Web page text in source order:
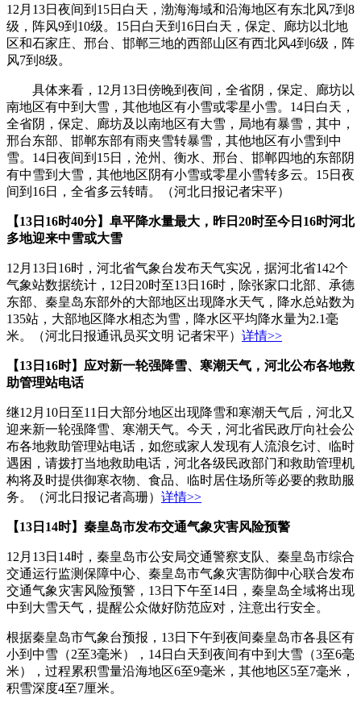
12月13日夜间到15日白天，渤海海域和沿海地区有东北风7到8
级，阵风9到10级。15日白天到16日白天，保定、廊坊以北地
区和石家庄、邢台、邯郸三地的西部山区有西北风4到6级，阵
风7到8级。
具体来看，12月13日傍晚到夜间，全省阴，保定、廊坊以
南地区有中到大雪，其他地区有小雪或零星小雪。14日白天，
全省阴，保定、廊坊及以南地区有大雪，局地有暴雪，其中，
邢台东部、邯郸东部有雨夹雪转暴雪，其他地区有小雪到中
雪。14日夜间到15日，沧州、衡水、邢台、邯郸四地的东部阴
有中雪到大雪，其他地区阴有小雪或零星小雪转多云。15日夜
间到16日，全省多云转晴。
（河北日报记者宋平）
【13日16时40分】阜平降水量最大，昨日20时至今日16时河北
多地迎来中雪或大雪
12月13日16时，河北省气象台发布天气实况，据河北省142个
气象站数据统计，12日20时至13日16时，除张家口北部、承德
东部、秦皇岛东部外的大部地区出现降水天气，降水总站数为
135站，大部地区降水相态为雪，降水区平均降水量为2.1毫
米。（河北日报通讯员买文明 记者宋平） 详情>>
【13日16时】应对新一轮强降雪、寒潮天气，河北公布各地救
助管理站电话
继12月10日至11日大部分地区出现降雪和寒潮天气后，河北又
迎来新一轮强降雪、寒潮天气。今天，河北省民政厅向社会公
布各地救助管理站电话，如您或家人发现有人流浪乞讨、临时
遇困，请拨打当地救助电话，河北各级民政部门和救助管理机
构将及时提供御寒衣物、食品、临时居住场所等必要的救助服
务。（河北日报记者高珊） 详情>>
【13日14时】秦皇岛市发布交通气象灾害风险预警
12月13日14时，秦皇岛市公安局交通警察支队、秦皇岛市综合
交通运行监测保障中心、秦皇岛市气象灾害防御中心联合发布
交通气象灾害风险预警，13日下午至14日，秦皇岛全域将出现
中到大雪天气，提醒公众做好防范应对，注意出行安全。
根据秦皇岛市气象台预报，13日下午到夜间秦皇岛市各县区有
小到中雪（2至3毫米），14日白天到夜间有中到大雪（3至6毫
米），过程累积雪量沿海地区6至9毫米，其他地区5至7毫米，
积雪深度4至7厘米。